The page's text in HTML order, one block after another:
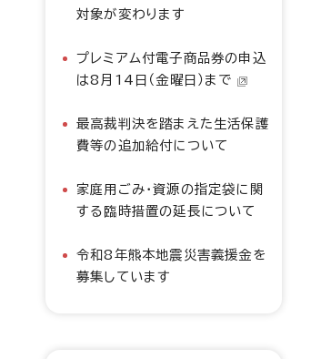
対象が変わります
プレミアム付電子商品券の申込
は8月14日（金曜日）まで
最高裁判決を踏まえた生活保護
費等の追加給付について
家庭用ごみ・資源の指定袋に関
する臨時措置の延長について
令和8年熊本地震災害義援金を
募集しています